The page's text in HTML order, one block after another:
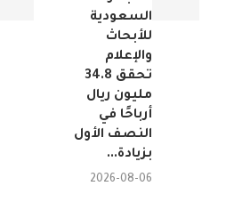
السعودية
للأبحاث
والإعلام
تحقق 34.8
مليون ريال
أرباحًا في
النصف الأول
بزيادة...
2026-08-06